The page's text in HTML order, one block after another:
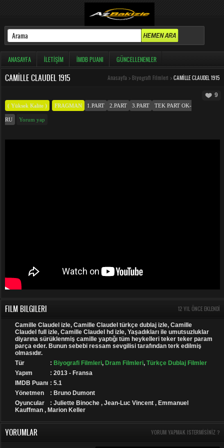
ANASAYFA İLETIŞIM İMDB PUANI GÜNCELLENENLER
CAMILLE CLAUDEL 1915 Anasayfa > Biyografi Filmleri > CAMILLE CLAUDEL 1915
9
( Yüksek Kalite ) FRAGMAN 1.PART 2.PART 3.PART TEK PART OK-
RU Yorum yap
FILM BILGILERI 12 YIL ÖNCE EKLENDI
Camille Claudel izle, Camille Claudel türkçe dublaj izle, Camille
Claudel full izle, Camille Claudel hd izle, Yaşadıkları ile umutsuzluklar
diyarına sürüklenmiş camille yaptığı tüm heykelleri teker teker param
parça eder. Bunun sebebi ressam sevgilisi tarafından terk edilmiş
olmasıdır.
Tür
: Biyografi Filmleri, Dram Filmleri, Türkçe Dublaj Filmler
Yapım
: 2013 - Fransa
IMDB Puanı : 5.1
Yönetmen
: Bruno Dumont
Oyuncular
: Juliette Binoche , Jean-Luc Vincent , Emmanuel
Kauffman , Marion Keller
YORUMLAR YORUM YAPMAK ISTERMISINIZ ?